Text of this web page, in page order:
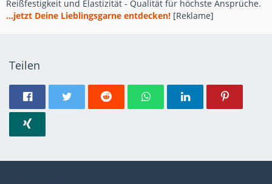
Reißfestigkeit und Elastizität - Qualität für höchste Ansprüche.
...jetzt Deine Lieblingsgarne entdecken! [Reklame]
Teilen